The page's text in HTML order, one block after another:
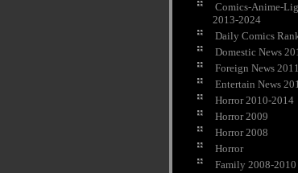
Comics-Anime-
2013-2024
Daily Comics
Domestic News
Foreign News
Entertain News
Horror 2010-2014
Horror 2009
Horror 2008
Horror
Family 2008-2010